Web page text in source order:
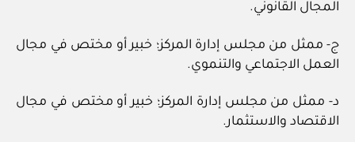
المجال القانوني.
ج- ممثل من مجلس إدارة المركز؛ خبير أو مختص في مجال
العمل الاجتماعي والتنموي.
د- ممثل من مجلس إدارة المركز؛ خبير أو مختص في مجال
الاقتصاد والاستثمار.